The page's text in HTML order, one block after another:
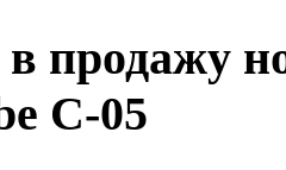
продажу
C-05